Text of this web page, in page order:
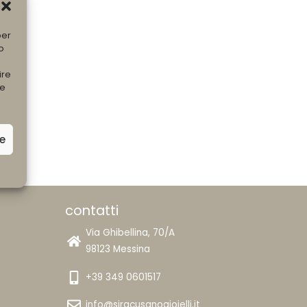
contatti
Via Ghibellina, 70/A
98123 Messina
+39 349 0601517